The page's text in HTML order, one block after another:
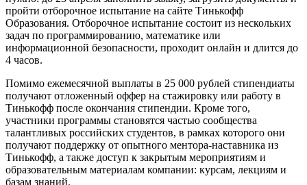
пройти отборочное испытание на сайте Тинькофф
Образования. Отборочное испытание состоит из нескольких
задач по программированию, математике или
информационной безопасности, проходит онлайн и длится до
4 часов.
Помимо ежемесячной выплаты в 25 000 рублей стипендиаты
получают отложенный оффер на стажировку или работу в
Тинькофф после окончания стипендии. Кроме того,
участники программы становятся частью сообщества
талантливых российских студентов, в рамках которого они
получают поддержку от опытного ментора-наставника из
Тинькофф, а также доступ к закрытым мероприятиям и
образовательным материалам компании: курсам, лекциям и
базам знаний.